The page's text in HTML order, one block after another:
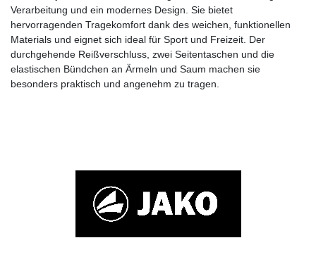
Verarbeitung und ein modernes Design. Sie bietet
hervorragenden Tragekomfort dank des weichen, funktionellen
Materials und eignet sich ideal für Sport und Freizeit. Der
durchgehende Reißverschluss, zwei Seitentaschen und die
elastischen Bündchen an Ärmeln und Saum machen sie
besonders praktisch und angenehm zu tragen.